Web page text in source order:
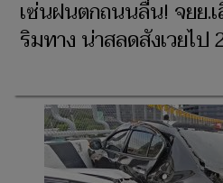
เซ่นฝนตกถนนลื่น! จยย.
ริมทาง น่าสลดสังเวยไป